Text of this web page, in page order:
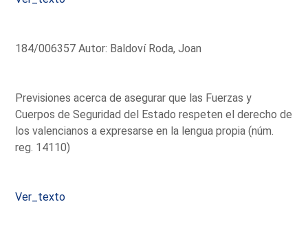
184/006357 Autor: Baldoví Roda, Joan
Previsiones acerca de asegurar que las Fuerzas y
Cuerpos de Seguridad del Estado respeten el derecho de
los valencianos a expresarse en la lengua propia (núm.
reg. 14110)
Ver_texto